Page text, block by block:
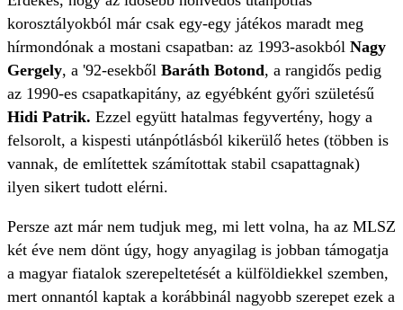
korosztályokból már csak egy-egy játékos maradt meg
hírmondónak a mostani csapatban: az 1993-asokból Nagy
Gergely, a '92-esekből Baráth Botond, a rangidős pedig
az 1990-es csapatkapitány, az egyébként győri születésű
Hidi Patrik. Ezzel együtt hatalmas fegyvertény, hogy a
felsorolt, a kispesti utánpótlásból kikerülő hetes (többen is
vannak, de említettek számítottak stabil csapattagnak)
ilyen sikert tudott elérni.
Persze azt már nem tudjuk meg, mi lett volna, ha az MLSZ
két éve nem dönt úgy, hogy anyagilag is jobban támogatja
a magyar fiatalok szerepeltetését a külföldiekkel szemben,
mert onnantól kaptak a korábbinál nagyobb szerepet ezek a